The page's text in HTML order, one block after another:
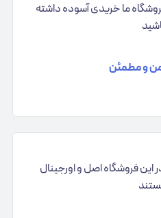
ما خریدی آسوده داشته
و مطمئن
فروشگاه اصل و اورجینال